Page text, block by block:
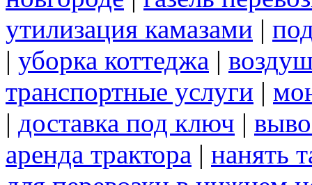
утилизация камазами |
| уборка коттеджа |
транспортные услуги |
| доставка под ключ |
аренда трактора | нанять